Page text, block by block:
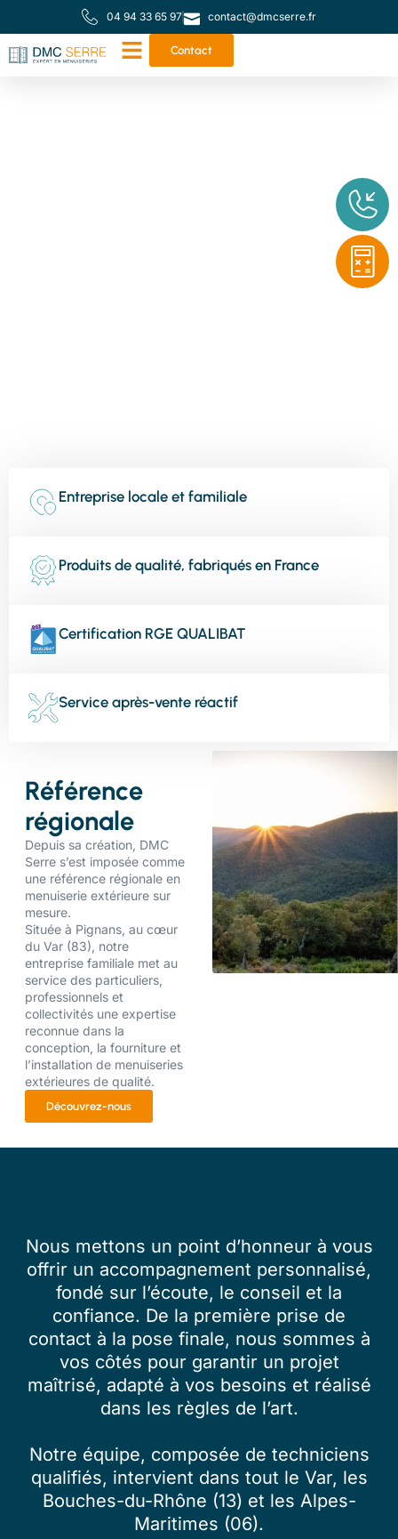
04 94 33 65 97 contact@dmcserre.fr
Contact
Votre partenaire de
proximité pour toutes
Entreprise locale et familiale
Produits de qualité, fabriqués en France
Certification RGE QUALIBAT
Service après-vente réactif
Référence
régionale
Depuis sa création, DMC
Serre s’est imposée comme
une référence régionale en
menuiserie extérieure sur
mesure.
Située à Pignans, au cœur
du Var (83), notre
entreprise familiale met au
service des particuliers,
professionnels et
collectivités une expertise
reconnue dans la
conception, la fourniture et
l’installation de menuiseries
extérieures de qualité.
Découvrez-nous
Nous mettons un point d’honneur à vous
offrir un accompagnement personnalisé,
fondé sur l’écoute, le conseil et la
confiance. De la première prise de
contact à la pose finale, nous sommes à
vos côtés pour garantir un projet
maîtrisé, adapté à vos besoins et réalisé
dans les règles de l’art.
Notre équipe, composée de techniciens
qualifiés, intervient dans tout le Var, les
Bouches-du-Rhône (13) et les Alpes-
Maritimes (06).